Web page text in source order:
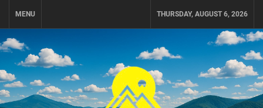
MENU THURSDAY, AUGUST 6, 2026